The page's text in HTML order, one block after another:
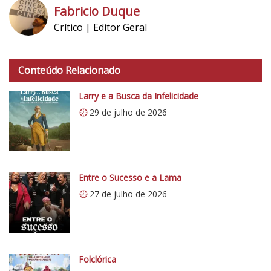
t
p
s
:
/
/
0
.
w
p
.
o
Fabricio Duque
Crítico | Editor Geral
Conteúdo Relacionado
Larry e a Busca da Infelicidade
29 de julho de 2026
Entre o Sucesso e a Lama
27 de julho de 2026
Folclórica